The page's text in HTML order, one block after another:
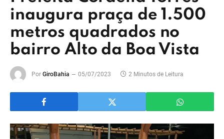
inaugura praça de 1.500
metros quadrados no
bairro Alto da Boa Vista
Por GiroBahia 05/07/2023 2 Minutos de Leitura